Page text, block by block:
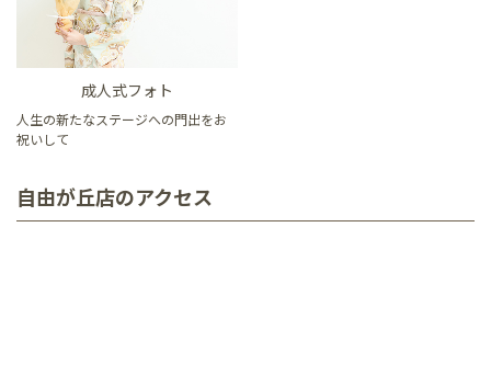
成人式フォト
人生の新たなステージへの門出をお
祝いして
自由が丘店のアクセス